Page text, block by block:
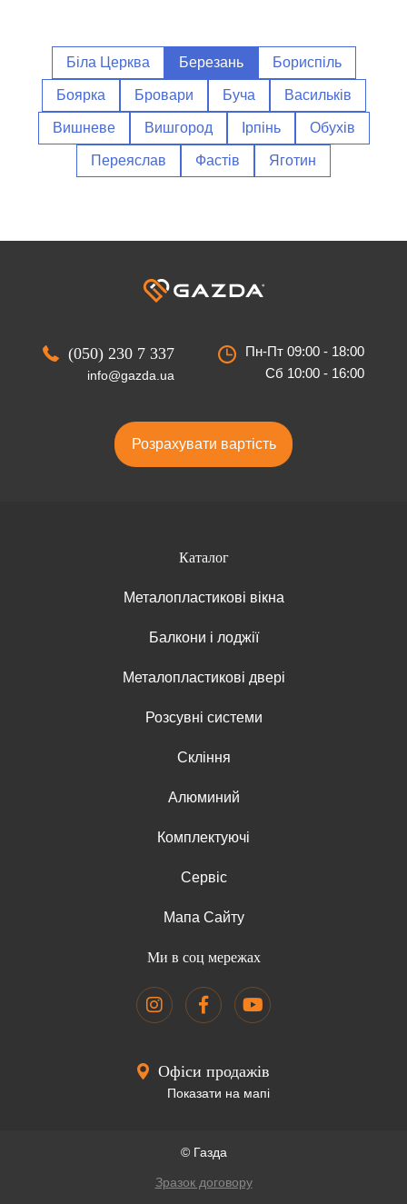
Біла Церква Березань Бориспіль
Боярка Бровари Буча Васильків
Вишневе Вишгород Ірпінь Обухів
Переяслав Фастів Яготин
(050) 230 7 337
info@gazda.ua
Пн-Пт 09:00 - 18:00
Сб 10:00 - 16:00
Розрахувати вартість
Каталог
Металопластикові вікна
Балкони і лоджії
Металопластикові двері
Розсувні системи
Скління
Алюминий
Комплектуючі
Сервіс
Мапа Сайту
Ми в соц мережах
Офіси продажів
Показати на мапі
© Газда
Зразок договору
Наш сайт использует файлы cookie